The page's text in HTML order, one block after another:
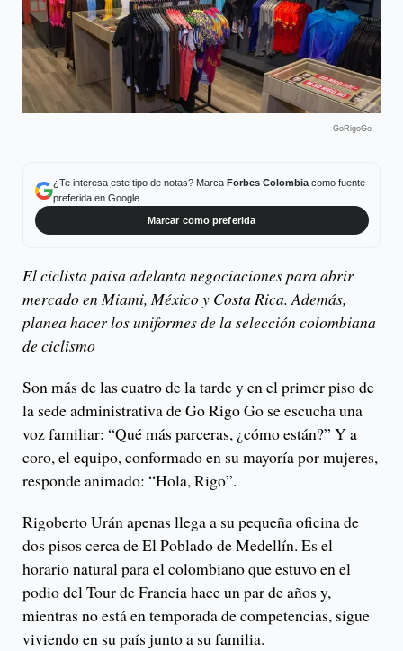
GoRigoGo
¿Te interesa este tipo de notas? Marca Forbes Colombiacomo fuente
preferida en Google.
Marcar como preferida
El ciclista paisa adelanta negociaciones para abrir
mercado en Miami, México y Costa Rica. Además,
planea hacer los uniformes de la selección colombiana
de ciclismo
Son más de las cuatro de la tarde y en el primer piso de
la sede administrativa de Go Rigo Go se escucha una
voz familiar: “Qué más parceras, ¿cómo están?” Y a
coro, el equipo, conformado en su mayoría por mujeres,
responde animado: “Hola, Rigo”.
Rigoberto Urán apenas llega a su pequeña oficina de
dos pisos cerca de El Poblado de Medellín. Es el
horario natural para el colombiano que estuvo en el
podio del Tour de Francia hace un par de años y,
mientras no está en temporada de competencias, sigue
viviendo en su país junto a su familia.